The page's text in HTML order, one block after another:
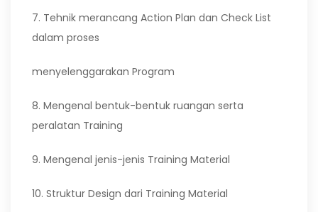
7. Tehnik merancang Action Plan dan Check List
dalam proses
menyelenggarakan Program
8. Mengenal bentuk-bentuk ruangan serta
peralatan Training
9. Mengenal jenis-jenis Training Material
10. Struktur Design dari Training Material